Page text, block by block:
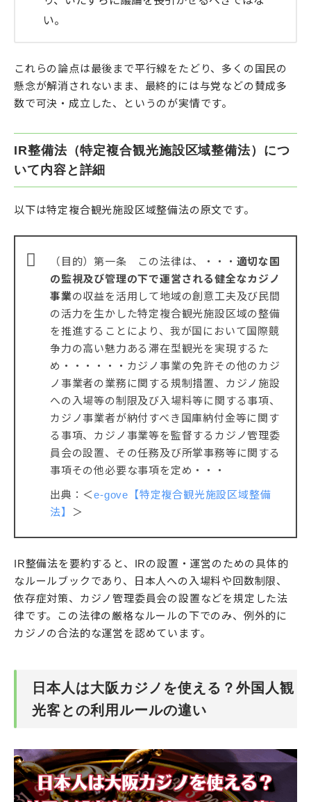
い。
これらの論点は最後まで平行線をたどり、多くの国民の
懸念が解消されないまま、最終的には与党などの賛成多
数で可決・成立した、というのが実情です。
IR整備法（特定複合観光施設区域整備法）につ
いて内容と詳細
以下は特定複合観光施設区域整備法の原文です。
（目的）第一条 この法律は、・・・ 適切な国
の監視及び管理の下で運営される健全なカジノ
事業の収益を活用して地域の創意工夫及び民間
の活力を生かした特定複合観光施設区域の整備
を推進することにより、我が国において国際競
争力の高い魅力ある滞在型観光を実現するた
め・・・・・・カジノ事業の免許その他のカジ
ノ事業者の業務に関する規制措置、カジノ施設
への入場等の制限及び入場料等に関する事項、
カジノ事業者が納付すべき国庫納付金等に関す
る事項、カジノ事業等を監督するカジノ管理委
員会の設置、その任務及び所掌事務等に関する
事項その他必要な事項を定め・・・
出典：＜e-gove【特定複合観光施設区域整備
法】
＞
IR整備法を要約すると、IRの設置・運営のための具体的
なルールブックであり、日本人への入場料や回数制限、
依存症対策、カジノ管理委員会の設置などを規定した法
律です。この法律の厳格なルールの下でのみ、例外的に
カジノの合法的な運営を認めています。
日本人は大阪カジノを使える？外国人観
光客との利用ルールの違い